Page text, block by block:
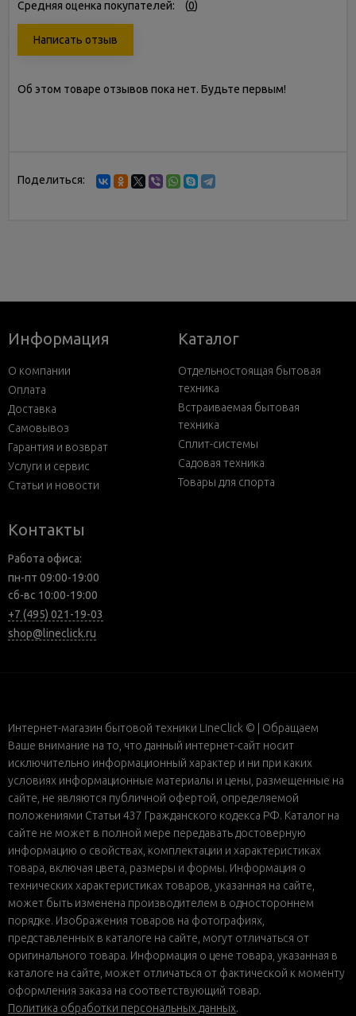
Средняя оценка покупателей: (0)
Написать отзыв
Об этом товаре отзывов пока нет. Будьте первым!
Поделиться:
Информация
О компании
Оплата
Доставка
Самовывоз
Гарантия и возврат
Услуги и сервис
Статьи и новости
Каталог
Отдельностоящая бытовая
техника
Встраиваемая бытовая
техника
Сплит-системы
Садовая техника
Товары для спорта
Контакты
Работа офиса:
пн-пт 09:00-19:00
сб-вс 10:00-19:00
+7 (495) 021-19-03
shop@lineclick.ru
Интернет-магазин бытовой техники LineClick © | Обращаем
Ваше внимание на то, что данный интернет-сайт носит
исключительно информационный характер и ни при каких
условиях информационные материалы и цены, размещенные на
сайте, не являются публичной офертой, определяемой
положениями Статьи 437 Гражданского кодекса РФ. Каталог на
сайте не может в полной мере передавать достоверную
информацию о свойствах, комплектации и характеристиках
товара, включая цвета, размеры и формы. Информация о
технических характеристиках товаров, указанная на сайте,
может быть изменена производителем в одностороннем
порядке. Изображения товаров на фотографиях,
представленных в каталоге на сайте, могут отличаться от
оригинального товара. Информация о цене товара, указанная в
каталоге на сайте, может отличаться от фактической к моменту
оформления заказа на соответствующий товар.
Политика обработки персональных данных.